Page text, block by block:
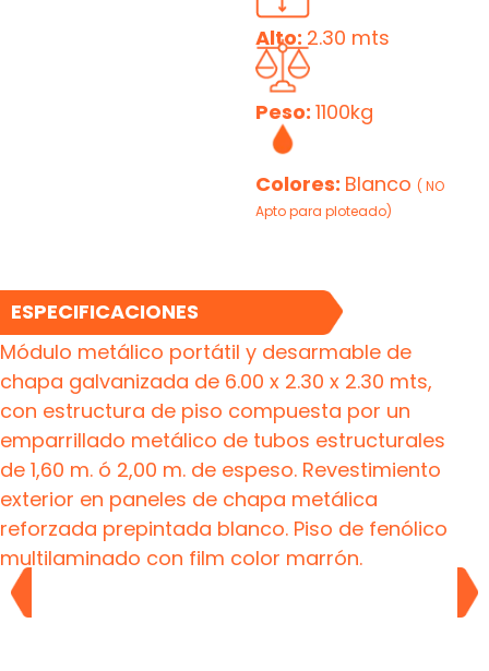
Alto: 2.30 mts
Peso: 1100kg
Colores: Blanco ( NO
Apto para ploteado)
ESPECIFICACIONES
Módulo metálico portátil y desarmable de
chapa galvanizada de 6.00 x 2.30 x 2.30 mts,
con estructura de piso compuesta por un
emparrillado metálico de tubos estructurales
de 1,60 m. ó 2,00 m. de espeso. Revestimiento
exterior en paneles de chapa metálica
reforzada prepintada blanco. Piso de fenólico
multilaminado con film color marrón.